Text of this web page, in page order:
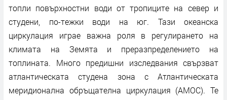
топли повърхностни води от тропиците на север и
студени, по-тежки води на юг. Тази океанска
циркулация играе важна роля в регулирането на
климата на Земята и преразпределението на
топлината. Много предишни изследвания свързват
атлантическата студена зона с Атлантическата
меридионална обръщателна циркулация (AMOC). Те